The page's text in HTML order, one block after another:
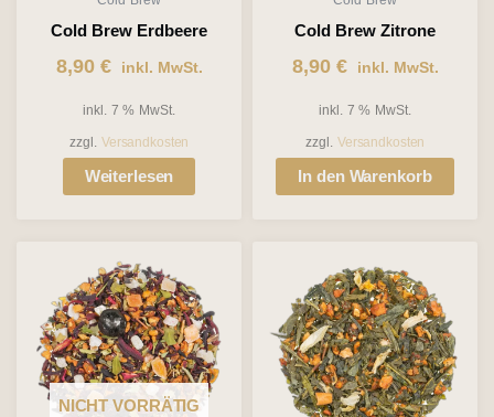
Cold Brew Erdbeere
8,90 € inkl. MwSt.
inkl. 7 % MwSt.
zzgl. Versandkosten
Weiterlesen
Cold Brew Zitrone
8,90 € inkl. MwSt.
inkl. 7 % MwSt.
zzgl. Versandkosten
In den Warenkorb
NICHT VORRÄTIG